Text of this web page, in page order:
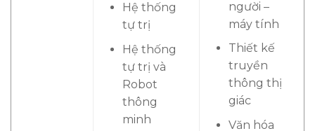
Hệ thống
tự trị
Hệ thống
tự trị và
Robot
thông
minh
người –
máy tính
Thiết kế
truyền
thông thị
giác
Văn hóa